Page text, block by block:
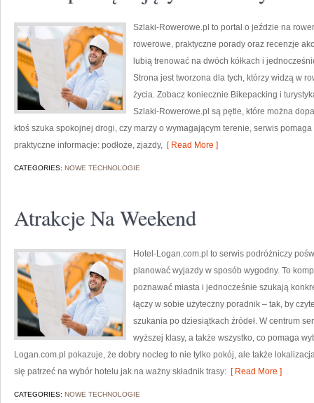
Szlaki-Rowerowe.pl to portal o jeździe na
rowerowe, praktyczne porady oraz recenzje
lubią trenować na dwóch kółkach i
Strona jest tworzona dla tych, którzy widzą w
życia. Zobacz koniecznie Bikepacking i
Szlaki-Rowerowe.pl są pętle, które można
ktoś szuka spokojnej drogi, czy marzy o wymagającym terenie, serwis
praktyczne informacje: podłoże, zjazdy, [ Read More ]
CATEGORIES: NOWE TECHNOLOGIE
Atrakcje Na Weekend
Hotel-Logan.com.pl to serwis podróżniczy
planować wyjazdy w sposób wygodny. To
poznawać miasta i jednocześnie szukają
łączy w sobie użyteczny poradnik – tak, by
szukania po dziesiątkach źródeł. W centrum
wyższej klasy, a także wszystko, co pomaga
Logan.com.pl pokazuje, że dobry nocleg to nie tylko pokój, ale także
się patrzeć na wybór hotelu jak na ważny składnik trasy: [ Read More ]
CATEGORIES: NOWE TECHNOLOGIE